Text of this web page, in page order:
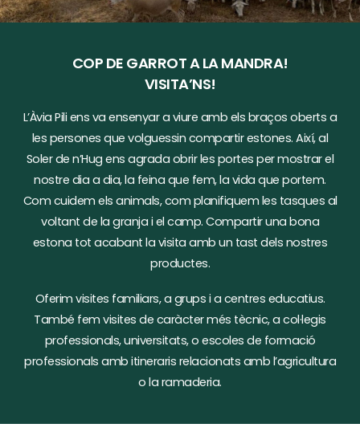
COP DE GARROT A LA MANDRA!
VISITA’NS!
L’Àvia Pili ens va ensenyar a viure amb els braços oberts a
les persones que volguessin compartir estones. Així, al
Soler de n’Hug ens agrada obrir les portes per mostrar el
nostre dia a dia, la feina que fem, la vida que portem.
Com cuidem els animals, com planifiquem les tasques al
voltant de la granja i el camp. Compartir una bona
estona tot acabant la visita amb un tast dels nostres
productes.
Oferim visites familiars, a grups i a centres educatius.
També fem visites de caràcter més tècnic, a col·legis
professionals, universitats, o escoles de formació
professionals amb itineraris relacionats amb l’agricultura
o la ramaderia.